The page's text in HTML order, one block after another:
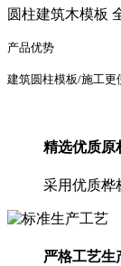
圆柱建筑木模板
产品优势
建筑圆柱模板/施工更
精选优质原
采用优质桦
严格工艺生